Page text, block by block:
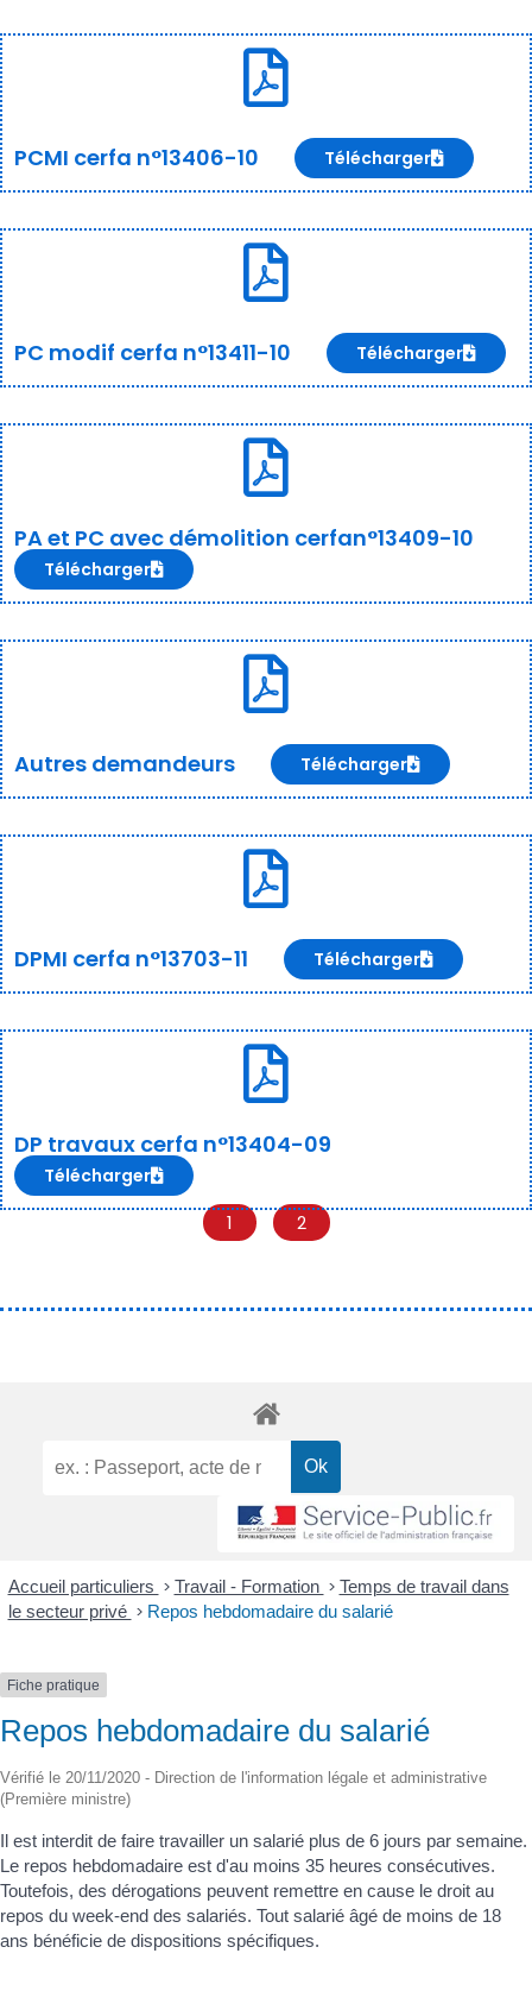
PCMI cerfa n°13406-10 Télécharger
PC modif cerfa n°13411-10 Télécharger
PA et PC avec démolition cerfan°13409-10
Télécharger
Autres demandeurs Télécharger
DPMI cerfa n°13703-11 Télécharger
DP travaux cerfa n°13404-09
Télécharger
1 2
Accueil particuliers > Travail - Formation > Temps de travail dans
le secteur privé > Repos hebdomadaire du salarié
Fiche pratique
Repos hebdomadaire du salarié
Vérifié le 20/11/2020 - Direction de l'information légale et administrative
(Première ministre)
Il est interdit de faire travailler un salarié plus de 6 jours par semaine.
Le repos hebdomadaire est d'au moins 35 heures consécutives.
Toutefois, des dérogations peuvent remettre en cause le droit au
repos du week-end des salariés. Tout salarié âgé de moins de 18
ans bénéficie de dispositions spécifiques.